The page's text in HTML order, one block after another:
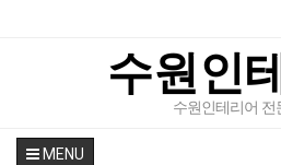
수원인
수원인테리어 전
MENU